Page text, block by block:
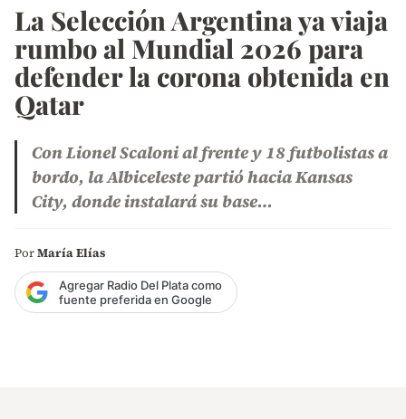
La Selección Argentina ya viaja
rumbo al Mundial 2026 para
defender la corona obtenida en
Qatar
Con Lionel Scaloni al frente y 18 futbolistas a
bordo, la Albiceleste partió hacia Kansas
City, donde instalará su base…
PorMaría Elías
Agregar Radio Del Plata como
fuente preferida en Google